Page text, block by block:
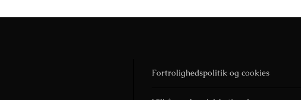
Fortrolighedspolitik og cookies